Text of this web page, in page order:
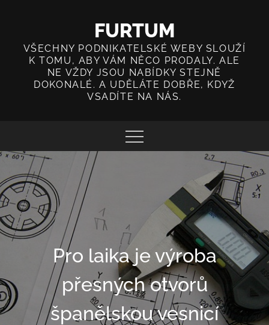
content
FURTUM
VŠECHNY PODNIKATELSKÉ WEBY SLOUŽÍ
K TOMU, ABY VÁM NĚCO PRODALY. ALE
NE VŽDY JSOU NABÍDKY STEJNĚ
DOKONALÉ. A UDĚLÁTE DOBŘE, KDYŽ
VSADÍTE NA NÁS.
Pro laika je výroba
přesných otvorů
španělskou vesnicí